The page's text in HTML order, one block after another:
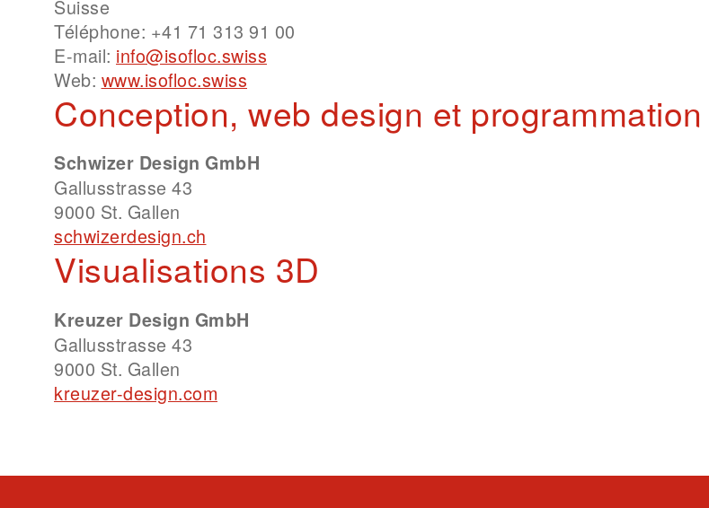
Suisse
Téléphone: +41 71 313 91 00
E-mail: info@isofloc.swiss
Web: www.isofloc.swiss
Conception, web design et programmation
Schwizer Design GmbH
Gallusstrasse 43
9000 St. Gallen
schwizerdesign.ch
Visualisations 3D
Kreuzer Design GmbH
Gallusstrasse 43
9000 St. Gallen
kreuzer-design.com